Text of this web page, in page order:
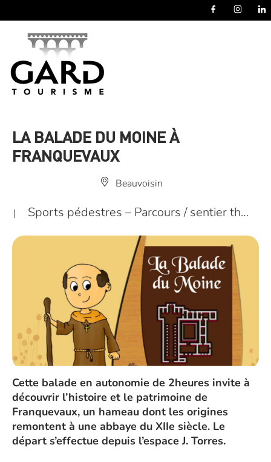
LA BALADE DU MOINE À
FRANQUEVAUX
Beauvoisin
| Sports pédestres – Parcours / sentier th…
Cette balade en autonomie de 2heures invite à
découvrir l’histoire et le patrimoine de
Franquevaux, un hameau dont les origines
remontent à une abbaye du XIIe siècle. Le
départ s’effectue depuis l’espace J. Torres.